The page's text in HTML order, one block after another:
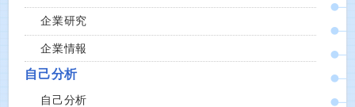
企業研究
企業情報
自己分析
自己分析